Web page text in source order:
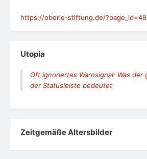
https://oberle-stiftung.de/
Utopia
Oft ignoriertes Warnsignal: Was der
der Statusleiste bedeutet
Zeit­ge­mäße Alters­bil­der